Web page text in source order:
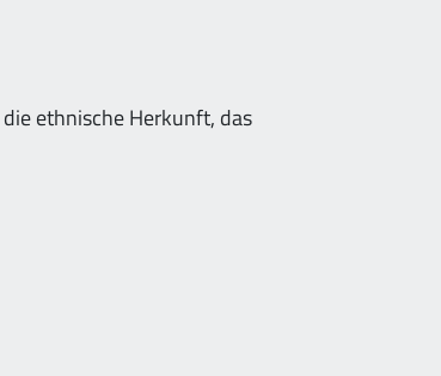
ethnische Herkunft, das